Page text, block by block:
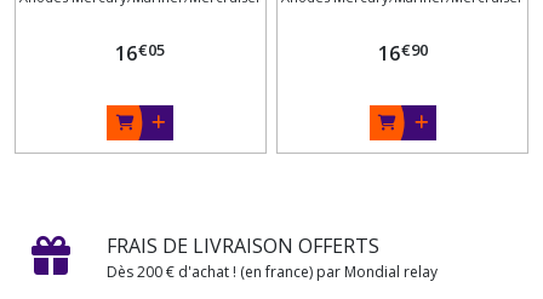
16€05 16€90
FRAIS DE LIVRAISON OFFERTS
Dès 200 € d'achat ! (en france) par Mondial relay